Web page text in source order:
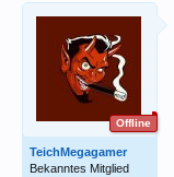
Offline
TeichMegagamer
Bekanntes Mitglied